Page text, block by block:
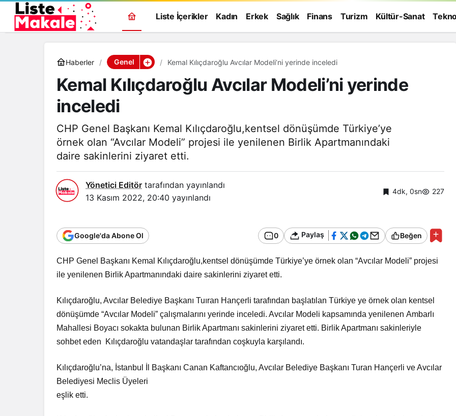
Liste İçerikler Kadın Erkek Sağlık Finans Turizm Kültür-Sanat
Haberler Genel Kemal Kılıçdaroğlu Avcılar Modeli’ni yerinde inceledi
Kemal Kılıçdaroğlu Avcılar Modeli’ni yerinde
inceledi
CHP Genel Başkanı Kemal Kılıçdaroğlu,kentsel dönüşümde Türkiye’ye
örnek olan “Avcılar Modeli” projesi ile yenilenen Birlik Apartmanındaki
daire sakinlerini ziyaret etti.
Yönetici Editör tarafından yayınlandı
13 Kasım 2022, 20:40 yayınlandı
4dk, 0sn 227
Google'da Abone Ol 0 Paylaş Beğen
CHP Genel Başkanı Kemal Kılıçdaroğlu,kentsel dönüşümde Türkiye’ye örnekolan “Avcılar Modeli” projesi
ile yenilenen Birlik Apartmanındaki dairesakinlerini ziyaret etti.
Kılıçdaroğlu, Avcılar Belediye Başkanı Tuıran Hançerli tarafından başlatılan Türkiye ye örnek olan kentsel
dönüşümde “Avcılar Modeli”çalışmalarını yerinde inceledi. Avcılar Modeli kapsamında yenilenenAmbarlı
Mahallesi Boyacı sokakta bulunan Birlik Apartmanı sakinleriniziyaret etti. Birlik Apartmanı sakinleriyle
sohbet eden Kılıçdaroğluvatandaşlar tarafından coşkuyla karşılandı.
Kılıçdaroğlu’na, İstanbul İl Başkanı Canan Kaftancıoğlu, Avcılar Belediye Başkanı Turan Hançerli ve Avcılar
Belediyesi Meclis Üyeleri
eşlik etti.
Bir Erkek Bir Kadına Ne